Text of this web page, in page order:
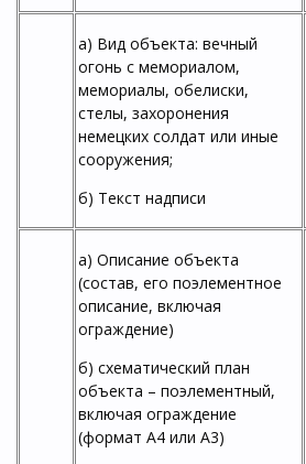
а) Вид объекта: вечный
огонь с мемориалом,
мемориалы, обелиски,
стелы, захоронения
немецких солдат или иные
сооружения;
б) Текст надписи
а) Описание объекта
(состав, его поэлементное
описание, включая
ограждение)
б) схематический план
объекта – поэлементный,
включая ограждение
(формат А4 или А3)